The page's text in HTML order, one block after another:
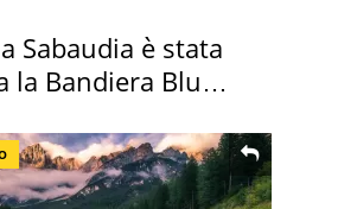
Sabaudia è stata
la Bandiera Blu